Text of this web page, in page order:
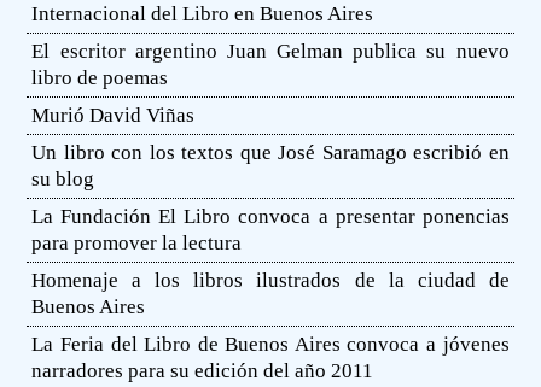
Internacional del Libro en Buenos Aires
El escritor argentino Juan Gelman publica su nuevo
libro de poemas
Murió David Viñas
Un libro con los textos que José Saramago escribió en
su blog
La Fundación El Libro convoca a presentar ponencias
para promover la lectura
Homenaje a los libros ilustrados de la ciudad de
Buenos Aires
La Feria del Libro de Buenos Aires convoca a jóvenes
narradores para su edición del año 2011